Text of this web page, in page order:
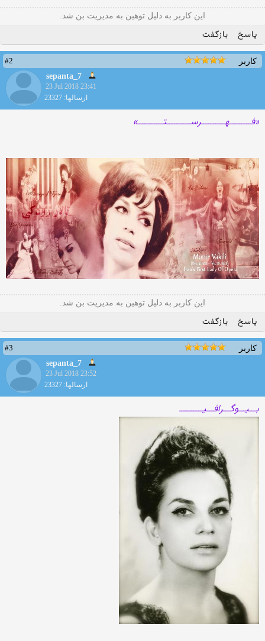
این کاربر به دلیل توهین به مدیریت بن شد.
پاسخ بازگفت
کاربر
#2
sepanta_7
23 Jul 2018 23:41
ارسالها: 23327
«فـــــــــهــــــــــرســــــــــتـــــــــــ»
این کاربر به دلیل توهین به مدیریت بن شد.
پاسخ بازگفت
کاربر
#3
sepanta_7
23 Jul 2018 23:52
ارسالها: 23327
بـــیـــوگـــرافـــیــــــــــ